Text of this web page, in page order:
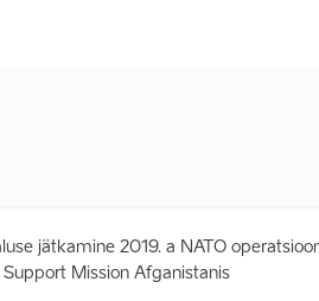
jätkamine 2019. a NATO
Support Mission Afganistanis